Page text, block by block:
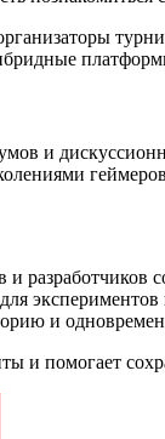
и
и
и
и помогает